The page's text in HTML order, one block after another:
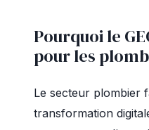
Pourquoi le
pour les
Le secteur plombier
transformation